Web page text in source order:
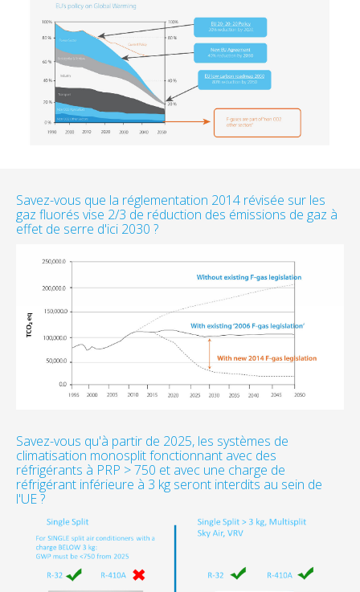
Savez-vous que la réglementation 2014 révisée sur les
gaz fluorés vise 2/3 de réduction des émissions de gaz à
effet de serre d'ici 2030 ?
Savez-vous qu'à partir de 2025, les systèmes de
climatisation monosplit fonctionnant avec des
réfrigérants à PRP > 750 et avec une charge de
réfrigérant inférieure à 3 kg seront interdits au sein de
l'UE ?